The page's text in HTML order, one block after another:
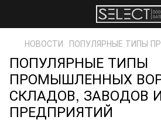
НОВОСТИ ПОПУЛЯРНЫЕ ТИПЫ
ПОПУЛЯРНЫЕ ТИПЫ
ПРОМЫШЛЕННЫХ
СКЛАДОВ, ЗАВОДОВ И
ПРЕДПРИЯТИЙ